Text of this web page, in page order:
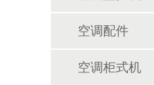
空调配件
空调柜式机